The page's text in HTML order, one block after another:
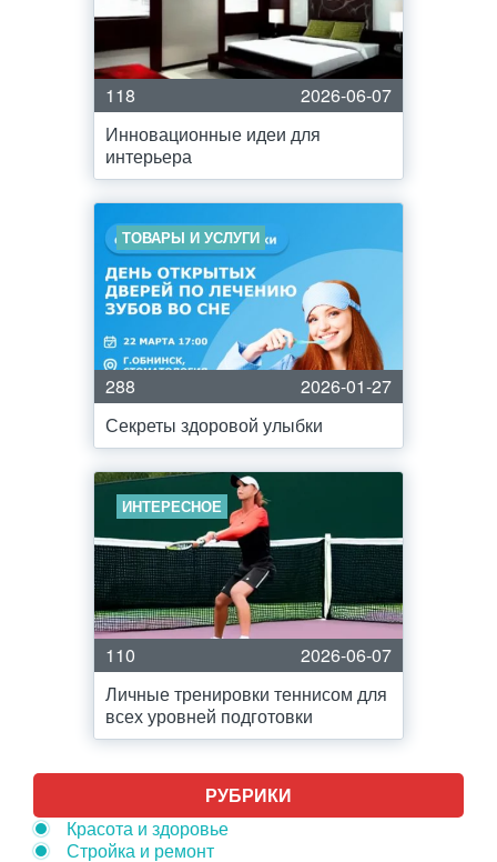
118
2026-06-07
Инновационные идеи для
интерьера
ТОВАРЫ И УСЛУГИ
288
2026-01-27
Секреты здоровой улыбки
ИНТЕРЕСНОЕ
110
2026-06-07
Личные тренировки теннисом для
всех уровней подготовки
РУБРИКИ
Красота и здоровье
Стройка и ремонт